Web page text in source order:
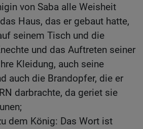
von Saba alle Weisheit
Haus, das er gebaut hatte,
seinem Tisch und die
und das Auftreten seiner
Kleidung, auch seine
auch die Brandopfer, die er
darbrachte, da geriet sie
dem König: Das Wort ist